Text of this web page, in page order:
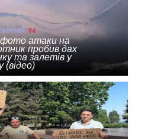
фото атаки на
пробив дах
та залетів у
(відео)